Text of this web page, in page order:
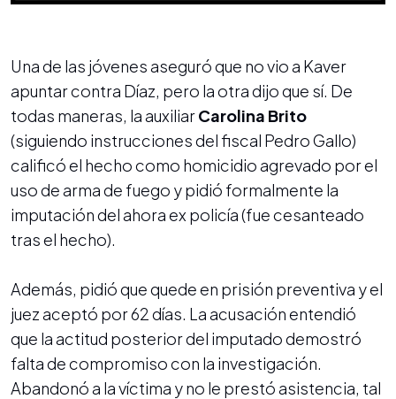
Una de las jóvenes aseguró que no vio a Kaver
apuntar contra Díaz, pero la otra dijo que sí. De
todas maneras, la auxiliarCarolina Brito
(siguiendo instrucciones del fiscal Pedro Gallo)
calificó el hecho como homicidio agrevado por el
uso de arma de fuego y pidió formalmente la
imputación del ahora ex policía (fue cesanteado
tras el hecho).
Además, pidió que quede en prisión preventiva y el
juez aceptó por 62 días. La acusación entendió
que la actitud posterior del imputado demostró
falta de compromiso con la investigación.
Abandonó a la víctima y no le prestó asistencia, tal